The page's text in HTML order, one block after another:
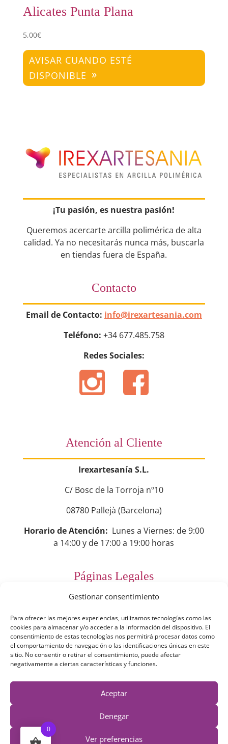
Gestionar consentimiento
Para ofrecer las mejores experiencias, utilizamos tecnologías como las
cookies para almacenar y/o acceder a la información del dispositivo. El
consentimiento de estas tecnologías nos permitirá procesar datos como
el comportamiento de navegación o las identificaciones únicas en este
sitio. No consentir o retirar el consentimiento, puede afectar
negativamente a ciertas características y funciones.
Aceptar
Denegar
Ver preferencias
Alicates Punta Plana
5,00€
AVISAR CUANDO ESTÉ
DISPONIBLE
¡Tu pasión, es nuestra pasión!
Queremos acercarte arcilla polimérica de alta
calidad. Ya no necesitarás nunca más, buscarla
en tiendas fuera de España.
Contacto
Email de Contacto: info@irexartesania.com
Teléfono: +34 677.485.758
Redes Sociales:
Atención al Cliente
Irexartesanía S.L.
C/ Bosc de la Torroja nº10
08780 Pallejà (Barcelona)
Horario de Atención: Lunes a Viernes: de 9:00
a 14:00 y de 17:00 a 19:00 horas
Páginas Legales
Preguntas Frecuentes
Aviso Legal
Política de Privacidad
Política de Cookies
Términos y Condiciones
0